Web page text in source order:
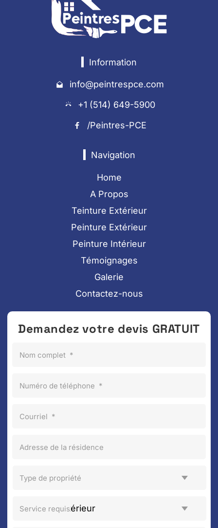
Information
info@peintrespce.com
+1 (514) 649-5900
/Peintres-PCE
Navigation
Home
A Propos
Teinture Extérieur
Peinture Extérieur
Peinture Intérieur
Témoignages
Galerie
Contactez-nous
Demandez votre devis GRATUIT
Nom complet *
Numéro de téléphone *
Courriel *
Adresse de la résidence
Type de propriété
Service requis